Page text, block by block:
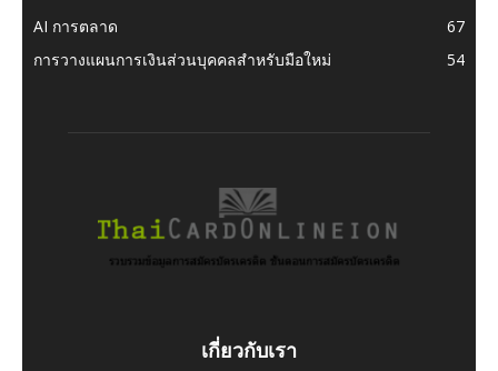
AI การตลาด
67
การวางแผนการเงินส่วนบุคคลสำหรับมือใหม่
54
เกี่ยวกับเรา